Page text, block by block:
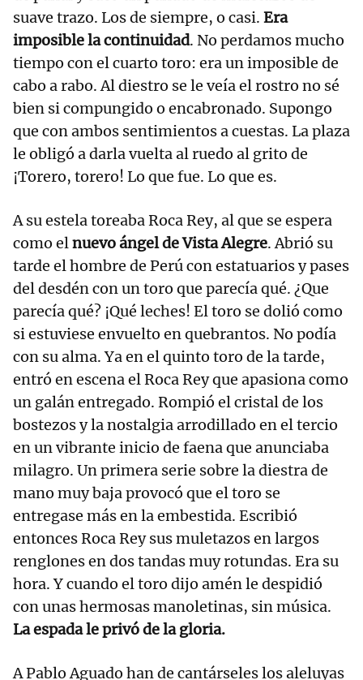
suave trazo. Los de siempre, o casi. Era
imposible la continuidad. No perdamos mucho
tiempo con el cuarto toro: era un imposible de
cabo a rabo. Al diestro se le veía el rostro no sé
bien si compungido o encabronado. Supongo
que con ambos sentimientos a cuestas. La plaza
le obligó a darla vuelta al ruedo al grito de
¡Torero, torero! Lo que fue. Lo que es.
A su estela toreaba Roca Rey, al que se espera
como elnuevo ángel de Vista Alegre. Abrió su
tarde el hombre de Perú con estatuarios y pases
del desdén con un toro que parecía qué. ¿Que
parecía qué? ¡Qué leches! El toro se dolió como
si estuviese envuelto en quebrantos. No podía
con su alma. Ya en el quinto toro de la tarde,
entró en escena el Roca Rey que apasiona como
un galán entregado. Rompió el cristal de los
bostezos y la nostalgia arrodillado en el tercio
en un vibrante inicio de faena que anunciaba
milagro. Un primera serie sobre la diestra de
mano muy baja provocó que el toro se
entregase más en la embestida. Escribió
entonces Roca Rey sus muletazos en largos
renglones en dos tandas muy rotundas. Era su
hora. Y cuando el toro dijo amén le despidió
con unas hermosas manoletinas, sin música.
La espada le privó de la gloria.
A Pablo Aguado han de cantárseles los aleluyas